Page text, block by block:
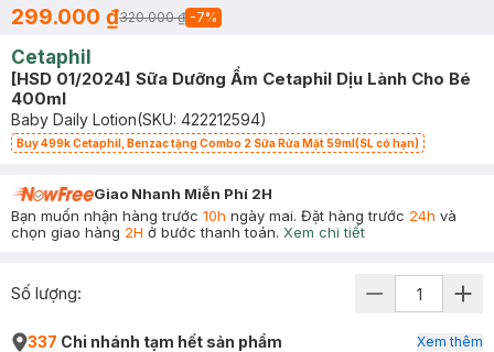
299.000 ₫320.000 ₫ -7%
Cetaphil
[HSD 01/2024] Sữa Dưỡng Ẩm Cetaphil Dịu Lành Cho Bé
400ml
Baby Daily Lotion(SKU: 422212594)
Buy 499k Cetaphil, Benzac tặng Combo 2 Sữa Rửa Mặt 59ml(SL có hạn)
Giao Nhanh Miễn Phí 2H
Bạn muốn nhận hàng trước 10h ngày mai. Đặt hàng trước 24h và
chọn giao hàng 2H ở bước thanh toán. Xem chi tiết
Số lượng:
337 Chi nhánh tạm hết sản phẩm Xem thêm